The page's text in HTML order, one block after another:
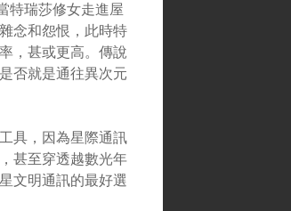
特瑞莎修女走進屋
念和怨恨，此時特
，甚或更高。傳說
否就是通往異次元
具，因為星際通訊
甚至穿透越數光年
文明通訊的最好選